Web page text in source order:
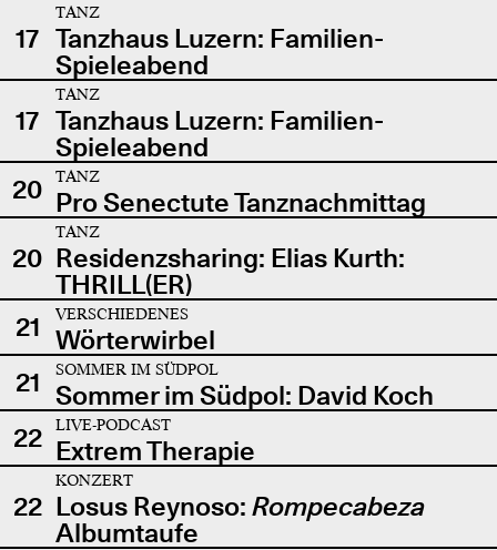
17
TANZ
Tanzhaus Luzern: Familien-
Spieleabend
17
TANZ
Tanzhaus Luzern: Familien-
Spieleabend
20
TANZ
Pro Senectute Tanznachmittag
20
TANZ
Residenzsharing: Elias Kurth:
THRILL(ER)
21
VERSCHIEDENES
Wörterwirbel
21
SOMMER IM SÜDPOL
Sommer im Südpol: David Koch
22
LIVE-PODCAST
Extrem Therapie
22
KONZERT
Losus Reynoso: Rompecabeza
Albumtaufe